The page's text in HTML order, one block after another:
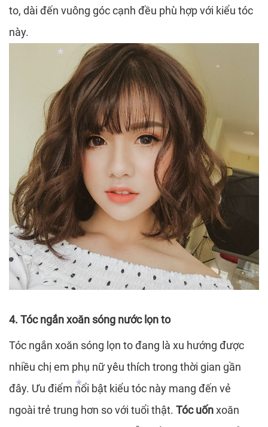
*
*
to, dài đến vuông góc cạnh đều phù hợp với kiểu tóc
này.
4. Tóc ngắn xoăn sóng nước lọn to
Tóc ngắn xoăn sóng lọn to đang là xu hướng được
nhiều chị em phụ nữ yêu thích trong thời gian gần
đây. Ưu điểm nổi bật kiểu tóc này mang đến vẻ
ngoài trẻ trung hơn so với tuổi thật. Tóc uốnxoăn